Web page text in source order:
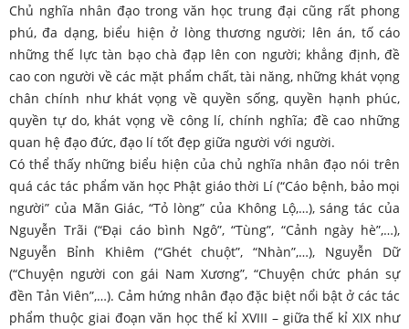
Chủ nghĩa nhân đạo trong văn học trung đại cũng rất phong
phú, đa dạng, biểu hiện ở lòng thương người; lên án, tố cáo
những thế lực tàn bạo chà đạp lên con người; khẳng định, đề
cao con người về các mặt phẩm chất, tài năng, những khát vọng
chân chính như khát vọng về quyền sống, quyền hạnh phúc,
quyền tự do, khát vọng về công lí, chính nghĩa; đề cao những
quan hệ đạo đức, đạo lí tốt đẹp giữa người với người.
Có thể thấy những biểu hiện của chủ nghĩa nhân đạo nói trên
quá các tác phẩm văn học Phật giáo thời Lí (“Cáo bệnh, bảo mọi
người” của Mãn Giác, “Tỏ lòng” của Không Lộ,…), sáng tác của
Nguyễn Trãi (“Đại cáo bình Ngô”, “Tùng”, “Cảnh ngày hè”,…),
Nguyễn Bỉnh Khiêm (“Ghét chuột”, “Nhàn”,…), Nguyễn Dữ
(“Chuyện người con gái Nam Xương”, “Chuyện chức phán sự
đền Tản Viên”,…). Cảm hứng nhân đạo đặc biệt nổi bật ở các tác
phẩm thuộc giai đoạn văn học thế kỉ XVIII – giữa thế kỉ XIX như